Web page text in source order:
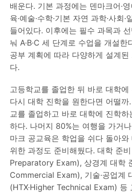
배운다. 기본 과정에는 덴마크어·영
육·예술·수학·기본 자연 과학·사회
들어있다. 이후에는 필수 과목과
눠 A·B·C 세 단계로 수업을 개설
공부 계획에 따라 다양하게 설계
다.
고등학교를 졸업한 뒤 바로 대학
다시 대학 진학을 원한다면 어떨
교를 졸업하고 바로 대학에 진학
하다. 나머지 80%는 여행을 가거
마크 공교육은 학업을 쉬다 돌아
위한 과정도 준비해뒀다. 대학 준
Preparatory Exam), 상경계 대학
Commercial Exam), 기술·공업계
(HTX·Higher Technical Exam) 등